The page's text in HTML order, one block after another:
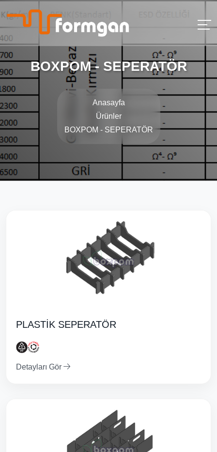
BOXPOM - SEPERATÖR
Anasayfa
Ürünler
BOXPOM - SEPERATÖR
PLASTİK SEPERATÖR
Detayları Gör